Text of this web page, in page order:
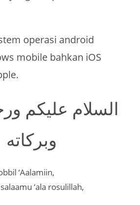
operasi android
mobile bahkan iOS
السلام عليكم
وبركاته
‘Aalamiin,
‘ala rosulillah,